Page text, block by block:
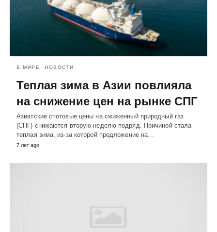
В МИРЕ НОВОСТИ
Теплая зима в Азии повлияла
на снижение цен на рынке СПГ
Азиатские спотовые цены на сжиженный природный газ
(СПГ) снижаются вторую неделю подряд. Причиной стала
теплая зима, из-за которой предложение на…
7 лет ago